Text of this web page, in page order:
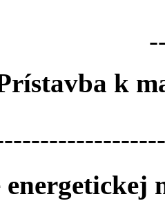
k
energetickej